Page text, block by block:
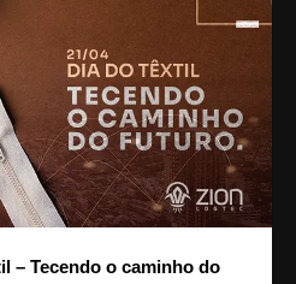
– Tecendo o caminho do